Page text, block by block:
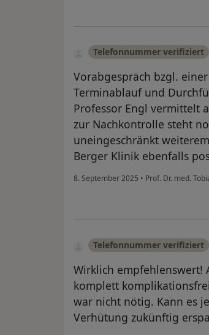
Telefonnummer verifiziert
Vorabgespräch bzgl.
Terminablauf und
Professor Engl vermittelt
zur Nachkontrolle steht
uneingeschränkt
Berger Klinik ebenfalls
8. September 2025 • Prof. Dr. med.
Telefonnummer verifiziert
Wirklich empfehlenswert!
komplett
war nicht nötig. Kann es
Verhütung zukünftig